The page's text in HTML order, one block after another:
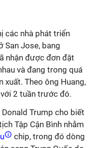
các nhà phát triển
San Jose, bang
nhận được đơn đặt
và đang trong quá
Theo ông Huang,
2 tuần trước đó.
Trump cho biết
Tập Cận Bình nhằm
chip, trong đó dòng